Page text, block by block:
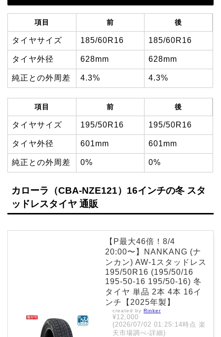
項目 前 後
タイヤサイズ 185/60R16 185/60R16
タイヤ外径 628mm 628mm
純正との外周差 4.3% 4.3%
項目 前 後
タイヤサイズ 195/50R16 195/50R16
タイヤ外径 601mm 601mm
純正との外周差 0% 0%
カローラ（CBA-NZE121）16インチの冬 スタ
ッドレスタイヤ 通販
【P最大46倍！8/4
20:00〜】NANKANG (ナ
ンカン) AW-1スタッドレス
195/50R16 (195/50/16
195-50-16 195/50-16) 冬
タイヤ 単品 2本 4本 16イ
ンチ【2025年製】
created by Rinker
¥12,000
(2026/07/02 01:25:14時点 楽
天市場調べ-詳細)